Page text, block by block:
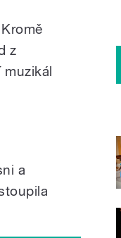
z
muzikál
a